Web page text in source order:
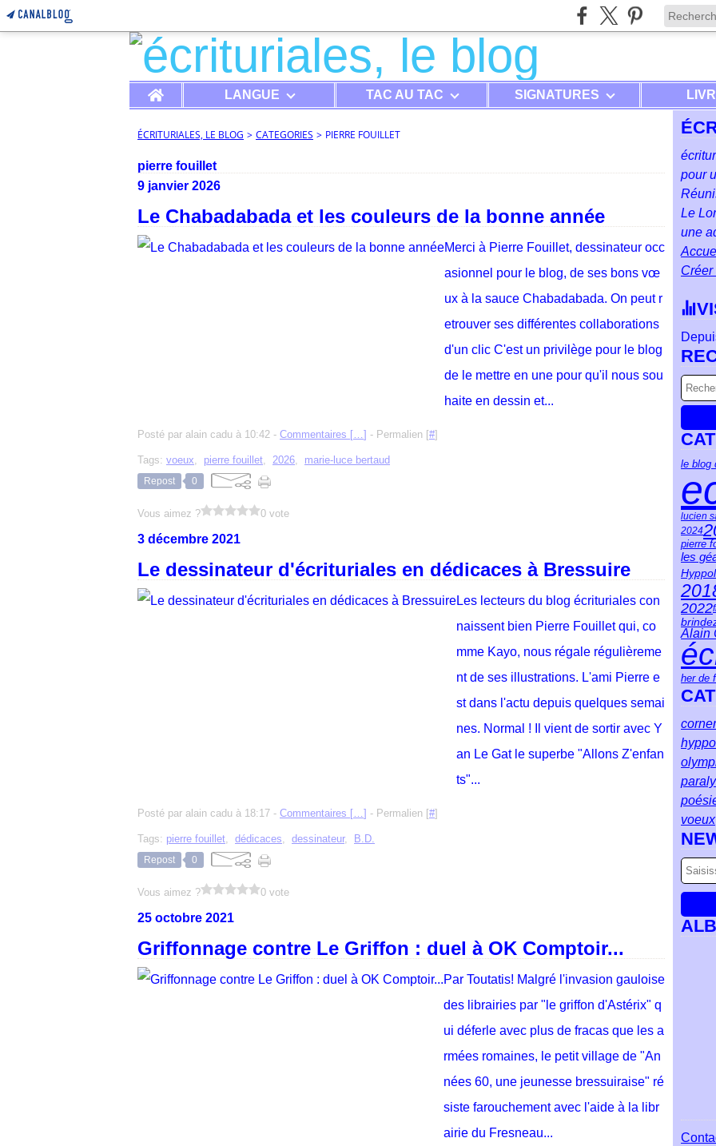
Home LANGUE TAC AU TAC SIGNATURES
ÉCRITURIALES, LE BLOG > CATEGORIES > PIERRE FOUILLET
pierre fouillet
9 janvier 2026
Le Chabadabada et les couleurs de la bonne année
Merci à Pierre Fouillet, dessinateur occ
asionnel pour le blog, de ses bons vœ
ux à la sauce Chabadabada. On peut r
etrouver ses différentes collaborations
d'un clic C'est un privilège pour le blog
de le mettre en une pour qu'il nous sou
haite en dessin et...
Posté par alain cadu à 10:42 - Commentaires […] - Permalien [#]
Tags: voeux, pierre fouillet, 2026, marie-luce bertaud
Repost 0
Vous aimez ? 0 vote
3 décembre 2021
Le dessinateur d'écrituriales en dédicaces à Bressuire
Les lecteurs du blog écrituriales con
naissent bien Pierre Fouillet qui, co
mme Kayo, nous régale régulièreme
nt de ses illustrations. L'ami Pierre e
st dans l'actu depuis quelques semai
nes. Normal ! Il vient de sortir avec Y
an Le Gat le superbe "Allons Z'enfan
ts"...
Posté par alain cadu à 18:17 - Commentaires […] - Permalien [#]
Tags: pierre fouillet, dédicaces, dessinateur, B.D.
Repost 0
Vous aimez ? 0 vote
25 octobre 2021
Griffonnage contre Le Griffon : duel à OK Comptoir...
Par Toutatis! Malgré l'invasion gauloise
des librairies par "le griffon d'Astérix" q
ui déferle avec plus de fracas que les a
rmées romaines, le petit village de "An
nées 60, une jeunesse bressuiraise" ré
siste farouchement avec l'aide à la libr
airie du Fresneau...
pour
Le
une
le blog
lucien
2024
pierre
les
2022
Alain
her de
voeux